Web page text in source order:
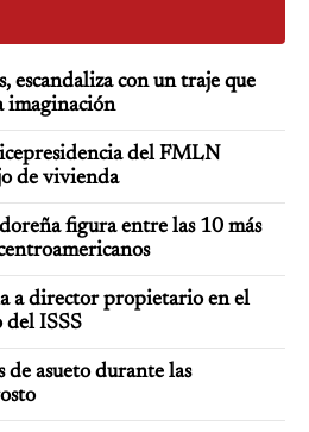
escandaliza con un traje que
imaginación
del FMLN
de vivienda
figura entre las 10 más
a director propietario en el
del ISSS
de asueto durante las